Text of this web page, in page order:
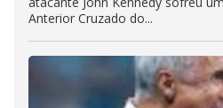
Anterior Cruzado do...